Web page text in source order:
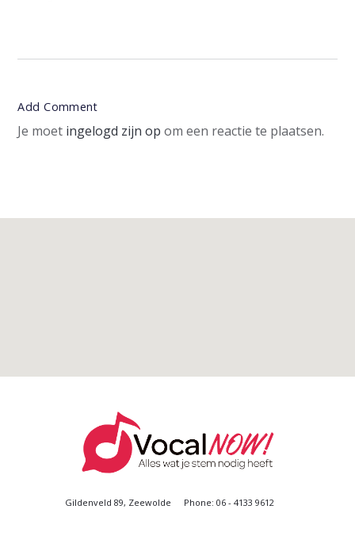
Add Comment
Je moet ingelogd zijn op om een reactie te plaatsen.
Phone: 06 - 4133 9612
Gildenveld 89, Zeewolde